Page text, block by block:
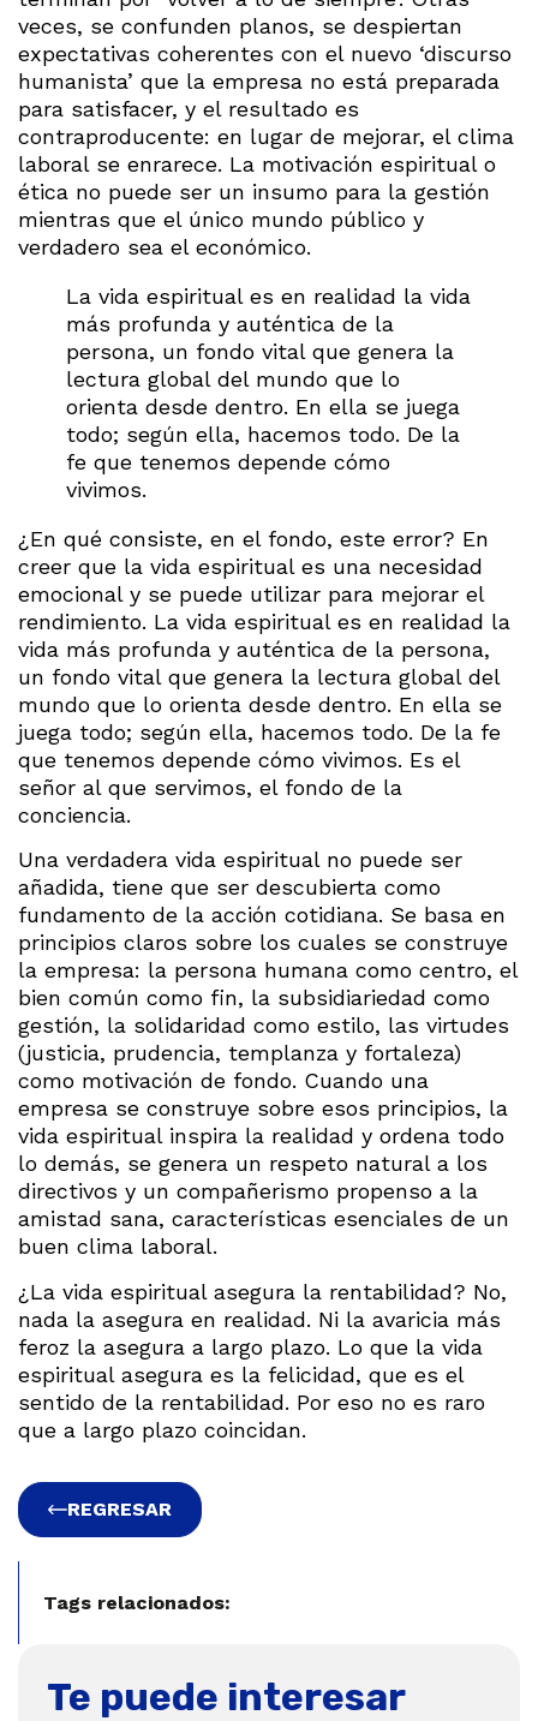
veces, se confunden planos, se despiertan
expectativas coherentes con el nuevo ‘discurso
humanista’ que la empresa no está preparada
para satisfacer, y el resultado es
contraproducente: en lugar de mejorar, el clima
laboral se enrarece. La motivación espiritual o
ética no puede ser un insumo para la gestión
mientras que el único mundo público y
verdadero sea el económico.
La vida espiritual es en realidad la vida
más profunda y auténtica de la
persona, un fondo vital que genera la
lectura global del mundo que lo
orienta desde dentro. En ella se juega
todo; según ella, hacemos todo. De la
fe que tenemos depende cómo
vivimos.
¿En qué consiste, en el fondo, este error? En
creer que la vida espiritual es una necesidad
emocional y se puede utilizar para mejorar el
rendimiento. La vida espiritual es en realidad la
vida más profunda y auténtica de la persona,
un fondo vital que genera la lectura global del
mundo que lo orienta desde dentro. En ella se
juega todo; según ella, hacemos todo. De la fe
que tenemos depende cómo vivimos. Es el
señor al que servimos, el fondo de la
conciencia.
Una verdadera vida espiritual no puede ser
añadida, tiene que ser descubierta como
fundamento de la acción cotidiana. Se basa en
principios claros sobre los cuales se construye
la empresa: la persona humana como centro, el
bien común como fin, la subsidiariedad como
gestión, la solidaridad como estilo, las virtudes
(justicia, prudencia, templanza y fortaleza)
como motivación de fondo. Cuando una
empresa se construye sobre esos principios, la
vida espiritual inspira la realidad y ordena todo
lo demás, se genera un respeto natural a los
directivos y un compañerismo propenso a la
amistad sana, características esenciales de un
buen clima laboral.
¿La vida espiritual asegura la rentabilidad? No,
nada la asegura en realidad. Ni la avaricia más
feroz la asegura a largo plazo. Lo que la vida
espiritual asegura es la felicidad, que es el
sentido de la rentabilidad. Por eso no es raro
que a largo plazo coincidan.
REGRESAR
Tags relacionados:
Te puede interesar